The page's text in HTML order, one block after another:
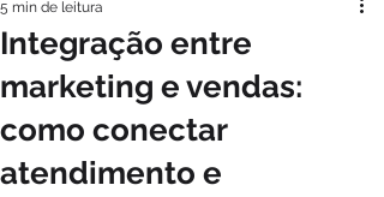
Integração entre
marketing e vendas:
como conectar
atendimento e
5 min de leitura